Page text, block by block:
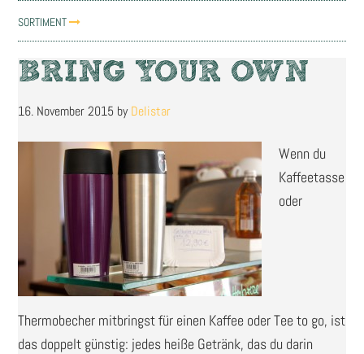
SORTIMENT
BRING YOUR OWN
16. November 2015 byDelistar
Wenn du
Kaffeetasse
oder
Thermobecher mitbringst für einen Kaffee oder Tee to go, ist
das doppelt günstig: jedes heiße Getränk, das du darin